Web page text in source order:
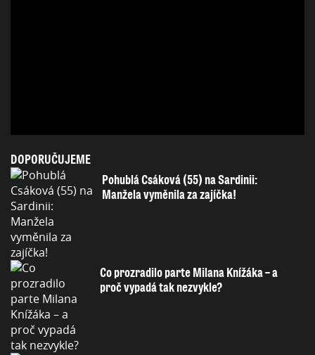
DOPORUČUJEME
Pohublá Csáková (55) na Sardinii:
Manžela vyměnila za zajíčka!
Co prozradilo parte Milana Knížáka – a
proč vypadá tak nezvykle?